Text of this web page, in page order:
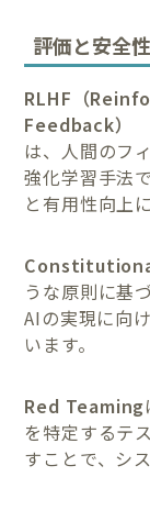
評価と安全
RLHF（
Feedback）
は、人間のフ
強化学習手法
と有用性向上
うな原則に基
AIの実現に向
います。
Red Teaming
を特定するテ
すことで、シ